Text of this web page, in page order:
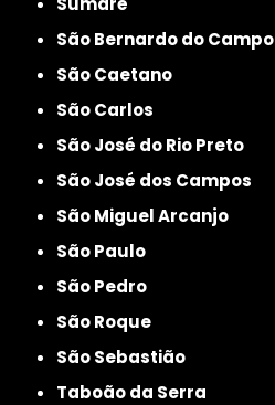
São Bernardo do Campo
São Caetano
São Carlos
São José do Rio Preto
São José dos Campos
São Miguel Arcanjo
São Paulo
São Pedro
São Roque
São Sebastião
Taboão da Serra